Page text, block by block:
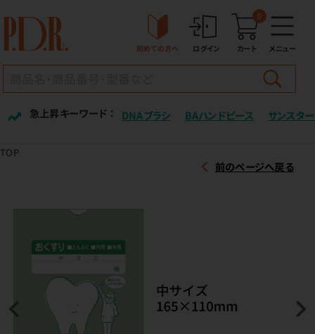
初めての方へ ログイン カート
0
メニュー
急上昇キーワード ： DNAブラシ BAハンドピース サンスター
TOP
前のページへ戻る